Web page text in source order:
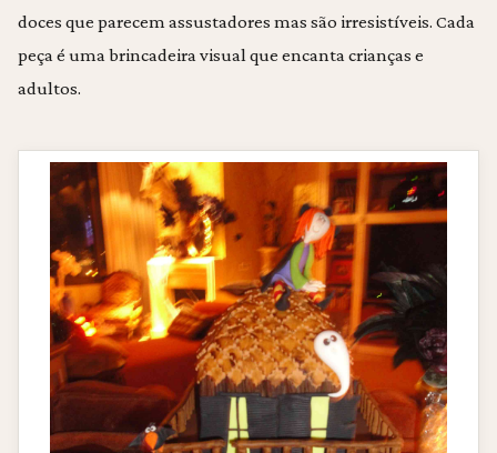
doces que parecem assustadores mas são irresistíveis. Cada
peça é uma brincadeira visual que encanta crianças e
adultos.